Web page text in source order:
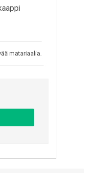
matariaalia.